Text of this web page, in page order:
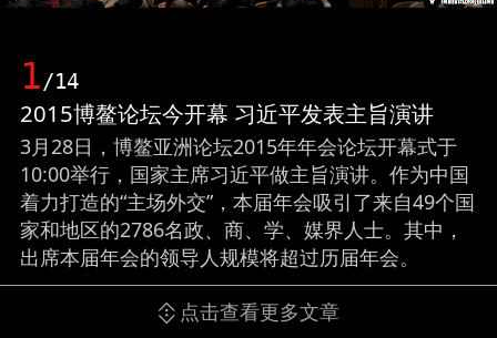
1/14
2015博鳌论坛今开幕 习近平发表主旨演讲
3月28日，博鳌亚洲论坛2015年年会论坛开幕式于
10:00举行，国家主席习近平做主旨演讲。作为中国
着力打造的“主场外交”，本届年会吸引了来自49个国
家和地区的2786名政、商、学、媒界人士。其中，
出席本届年会的领导人规模将超过历届年会。
点击查看更多文章